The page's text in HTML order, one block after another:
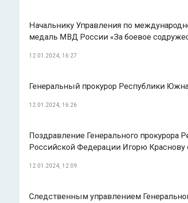
Начальнику Управления по
медаль МВД России «За боевое
12.01.2024, 16:27
Генеральный прокурор Республики
12.01.2024, 16:26
Поздравление Генерального прокурора
Российской Федерации Игорю
12.01.2024, 12:09
Следственным управлением